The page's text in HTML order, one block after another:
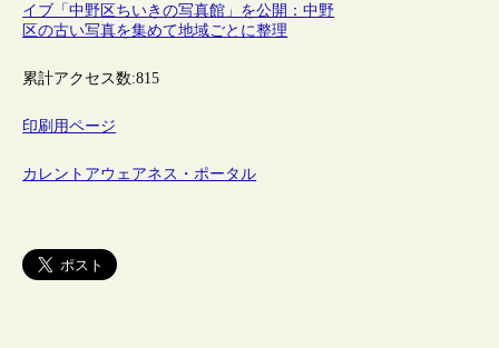
イブ「中野区ちいきの写真館」を公開：中野
区の古い写真を集めて地域ごとに整理
累計アクセス数:815
印刷用ページ
カレントアウェアネス・ポータル